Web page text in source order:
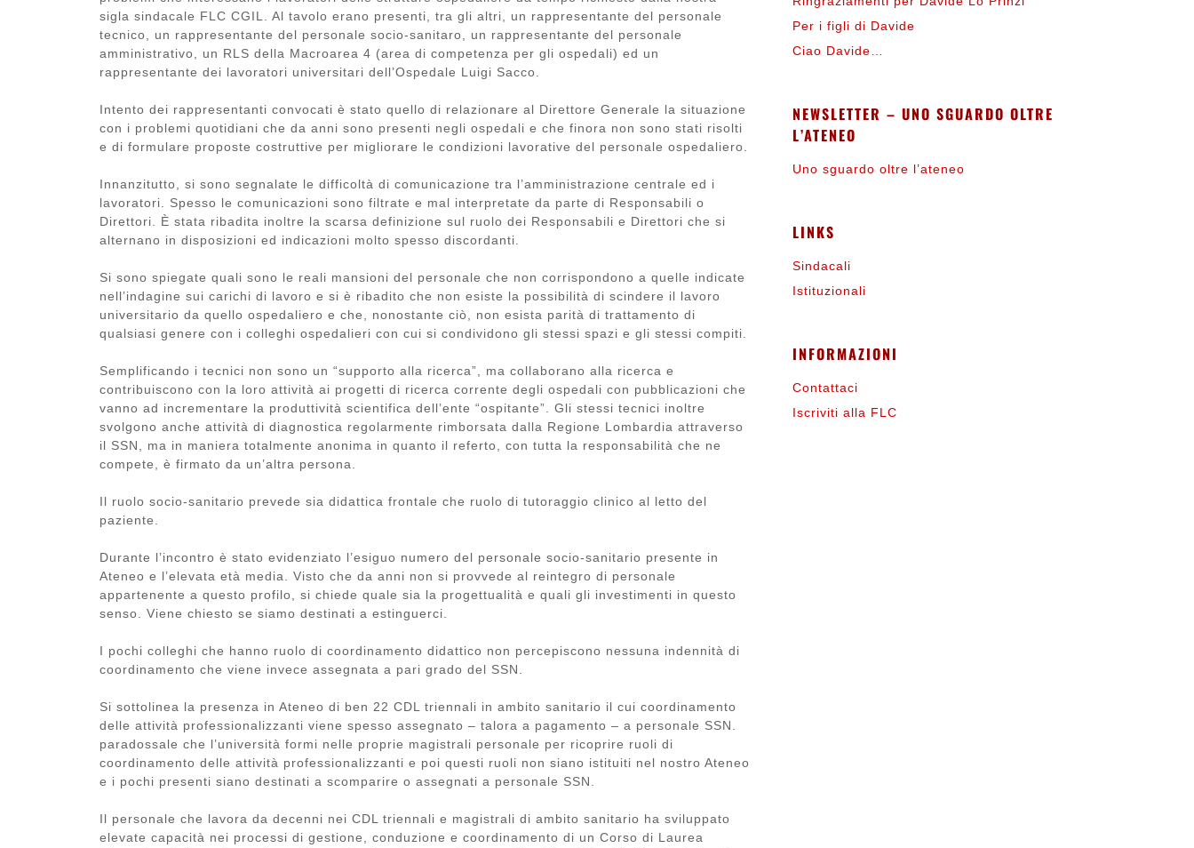
sigla sindacale FLC CGIL. Al tavolo erano presenti, tra gli altri, un rappresentante del personale
tecnico, un rappresentante del personale socio-sanitaro, un rappresentante del personale
amministrativo, un RLS della Macroarea 4 (area di competenza per gli ospedali) ed un
rappresentante dei lavoratori universitari dell’Ospedale Luigi Sacco.
Intento dei rappresentanti convocati è stato quello di relazionare al Direttore Generale la situazione
con i problemi quotidiani che da anni sono presenti negli ospedali e che finora non sono stati risolti
e di formulare proposte costruttive per migliorare le condizioni lavorative del personale ospedaliero.
Innanzitutto, si sono segnalate le difficoltà di comunicazione tra l’amministrazione centrale ed i
lavoratori. Spesso le comunicazioni sono filtrate e mal interpretate da parte di Responsabili o
Direttori. È stata ribadita inoltre la scarsa definizione sul ruolo dei Responsabili e Direttori che si
alternano in disposizioni ed indicazioni molto spesso discordanti.
Si sono spiegate quali sono le reali mansioni del personale che non corrispondono a quelle indicate
nell’indagine sui carichi di lavoro e si è ribadito che non esiste la possibilità di scindere il lavoro
universitario da quello ospedaliero e che, nonostante ciò, non esista parità di trattamento di
qualsiasi genere con i colleghi ospedalieri con cui si condividono gli stessi spazi e gli stessi compiti.
Semplificando i tecnici non sono un “supporto alla ricerca”, ma collaborano alla ricerca e
contribuiscono con la loro attività ai progetti di ricerca corrente degli ospedali con pubblicazioni che
vanno ad incrementare la produttività scientifica dell’ente “ospitante”. Gli stessi tecnici inoltre
svolgono anche attività di diagnostica regolarmente rimborsata dalla Regione Lombardia attraverso
il SSN, ma in maniera totalmente anonima in quanto il referto, con tutta la responsabilità che ne
compete, è firmato da un’altra persona.
Il ruolo socio-sanitario prevede sia didattica frontale che ruolo di tutoraggio clinico al letto del
paziente.
Durante l’incontro è stato evidenziato l’esiguo numero del personale socio-sanitario presente in
Ateneo e l’elevata età media. Visto che da anni non si provvede al reintegro di personale
appartenente a questo profilo, si chiede quale sia la progettualità e quali gli investimenti in questo
senso. Viene chiesto se siamo destinati a estinguerci.
I pochi colleghi che hanno ruolo di coordinamento didattico non percepiscono nessuna indennità di
coordinamento che viene invece assegnata a pari grado del SSN.
Si sottolinea la presenza in Ateneo di ben 22 CDL triennali in ambito sanitario il cui coordinamento
delle attività professionalizzanti viene spesso assegnato – talora a pagamento – a personale SSN.
paradossale che l’università formi nelle proprie magistrali personale per ricoprire ruoli di
coordinamento delle attività professionalizzanti e poi questi ruoli non siano istituiti nel nostro Ateneo
e i pochi presenti siano destinati a scomparire o assegnati a personale SSN.
Il personale che lavora da decenni nei CDL triennali e magistrali di ambito sanitario ha sviluppato
elevate capacità nei processi di gestione, conduzione e coordinamento di un Corso di Laurea
Per i figli di Davide
Ciao Davide…
NEWSLETTER – UNO SGUARDO OLTRE
L’ATENEO
Uno sguardo oltre l’ateneo
LINKS
Sindacali
Istituzionali
INFORMAZIONI
Contattaci
Iscriviti alla FLC